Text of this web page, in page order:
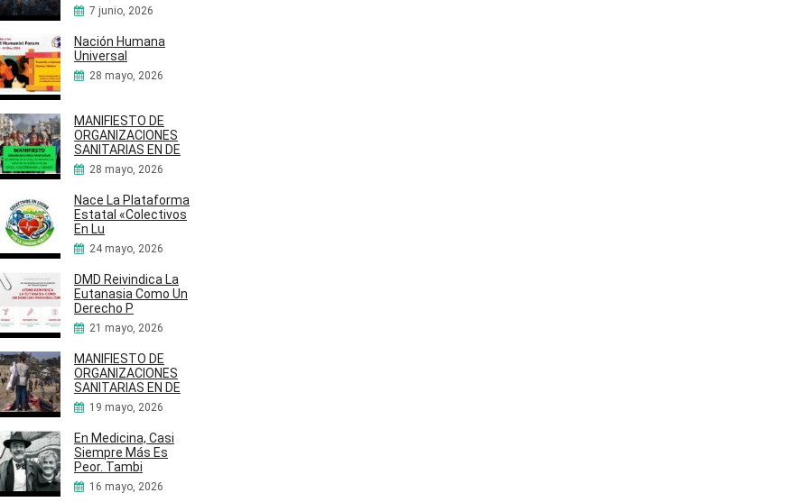
7 junio, 2026
Nación Humana
Universal
28 mayo, 2026
MANIFIESTO DE
ORGANIZACIONES
SANITARIAS EN DE
28 mayo, 2026
Nace La Plataforma
Estatal «Colectivos
En Lu
24 mayo, 2026
DMD Reivindica La
Eutanasia Como Un
Derecho P
21 mayo, 2026
MANIFIESTO DE
ORGANIZACIONES
SANITARIAS EN DE
19 mayo, 2026
En Medicina, Casi
Siempre Más Es
Peor. Tambi
16 mayo, 2026